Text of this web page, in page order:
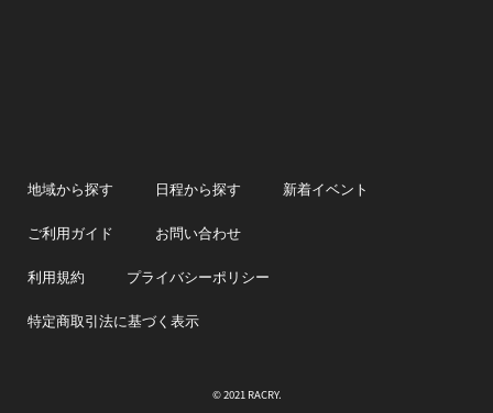
地域から探す 日程から探す 新着イベント
ご利用ガイド お問い合わせ
利用規約 プライバシーポリシー
特定商取引法に基づく表示
© 2021 RACRY.